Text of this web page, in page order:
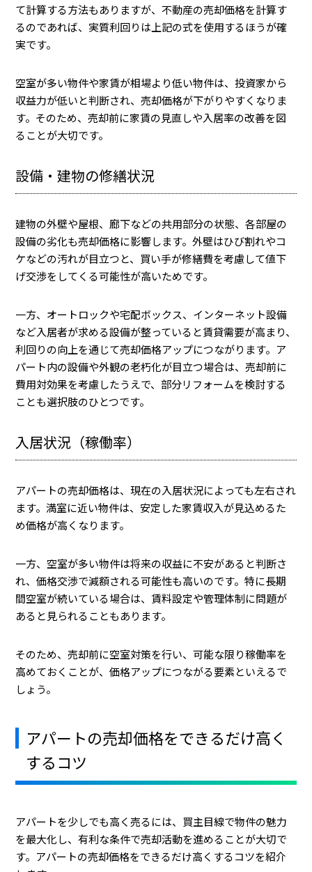
て計算する方法もありますが、不動産の売却価格を計算す
るのであれば、実質利回りは上記の式を使用するほうが確
実です。
空室が多い物件や家賃が相場より低い物件は、投資家から
収益力が低いと判断され、売却価格が下がりやすくなりま
す。そのため、売却前に家賃の見直しや入居率の改善を図
ることが大切です。
設備・建物の修繕状況
建物の外壁や屋根、廊下などの共用部分の状態、各部屋の
設備の劣化も売却価格に影響します。外壁はひび割れやコ
ケなどの汚れが目立つと、買い手が修繕費を考慮して値下
げ交渉をしてくる可能性が高いためです。
一方、オートロックや宅配ボックス、インターネット設備
など入居者が求める設備が整っていると賃貸需要が高まり、
利回りの向上を通じて売却価格アップにつながります。ア
パート内の設備や外観の老朽化が目立つ場合は、売却前に
費用対効果を考慮したうえで、部分リフォームを検討する
ことも選択肢のひとつです。
入居状況（稼働率）
アパートの売却価格は、現在の入居状況によっても左右され
ます。満室に近い物件は、安定した家賃収入が見込めるた
め価格が高くなります。
一方、空室が多い物件は将来の収益に不安があると判断さ
れ、価格交渉で減額される可能性も高いのです。特に長期
間空室が続いている場合は、賃料設定や管理体制に問題が
あると見られることもあります。
そのため、売却前に空室対策を行い、可能な限り稼働率を
高めておくことが、価格アップにつながる要素といえるで
しょう。
アパートの売却価格をできるだけ高く
するコツ
アパートを少しでも高く売るには、買主目線で物件の魅力
を最大化し、有利な条件で売却活動を進めることが大切で
す。アパートの売却価格をできるだけ高くするコツを紹介